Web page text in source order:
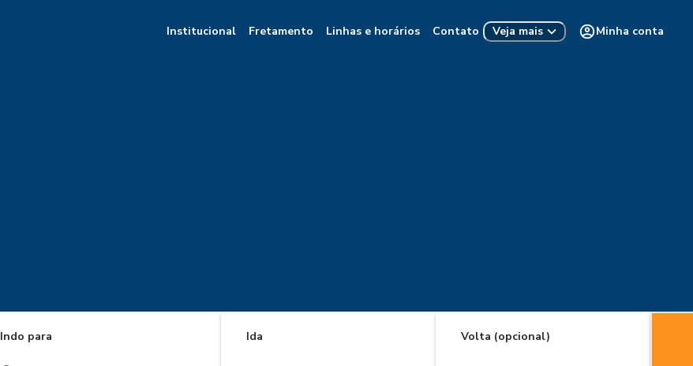
Institucional Fretamento Linhas e horários Contato Veja mais Minha conta
Indo para Ida Volta (opcional)